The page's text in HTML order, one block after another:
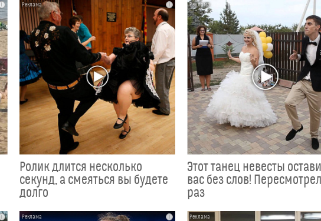
Ролик длится несколько
секунд, а смеяться вы будете
долго
Этот танец невесты
вас без слов!
раз
i i